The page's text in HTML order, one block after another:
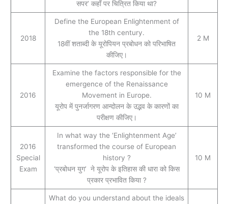
सपर’ कहाँ पर चित्रित किया था?
2018
Define the European Enlightenment of
the 18th century.
18वीं शताब्दी के यूरोपियन प्रबोधन को परिभाषित
कीजिए।
2 M
2016
Examine the factors responsible for the
emergence of the Renaissance
Movement in Europe.
यूरोप में पुनर्जागरण आन्दोलन के उद्भव के कारणों का
परीक्षण कीजिए।
10 M
2016
Special
Exam
In what way the ‘Enlightenment Age’
transformed the course of European
history ?
‘प्रबोधन युग’ ने यूरोप के इतिहास की धारा को किस
प्रकार प्रभावित किया ?
10 M
What do you understand about the ideals